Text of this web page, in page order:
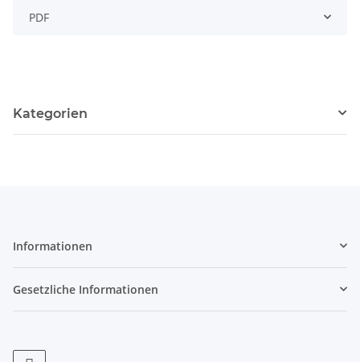
PDF
Kategorien
Informationen
Gesetzliche Informationen